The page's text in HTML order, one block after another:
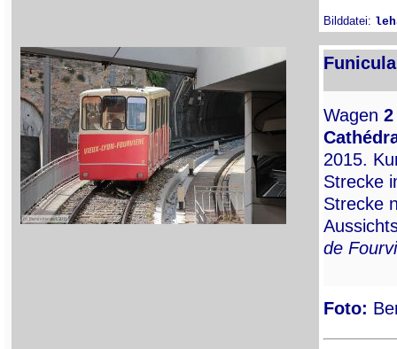
Bilddatei:
Wagen 2
2015.
Strecke
Strecke
de
Foto: